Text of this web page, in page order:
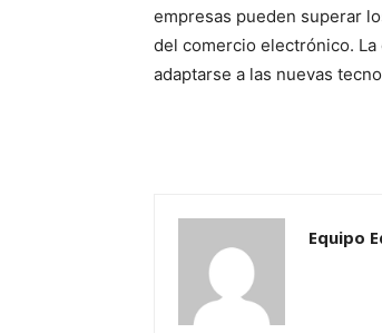
empresas pueden superar
del comercio electrónico.
adaptarse a las nuevas
Equipo